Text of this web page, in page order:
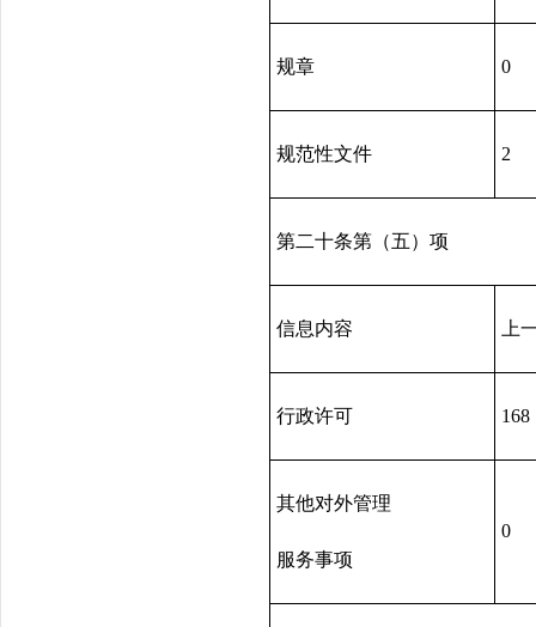
规章 0
规范性文件 2
第二十条第（五）项
信息内容 上
行政许可 168
其他对外管理
服务事项
0